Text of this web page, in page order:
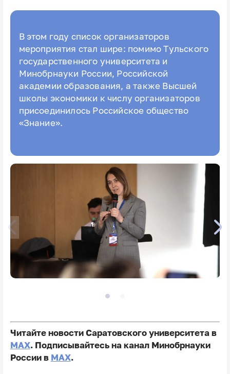
В этом году список организаторов
мероприятия стал шире: помимо Тульского
государственного университета и
Минобрнауки России, Российской
академии образования, а также Высшей
школы экономики к числу организаторов
присоединилось Российское общество
«Знание».
Читайте новости Саратовского университета в
MAX. Подписывайтесь на канал Минобрнауки
России в MAX.